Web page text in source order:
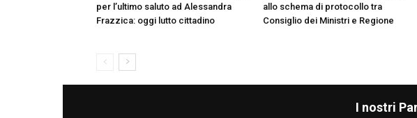
per l’ultimo saluto ad Alessandra
Frazzica: oggi lutto cittadino
allo schema di protocollo tra
Consiglio dei Ministri e Regione
I nostri